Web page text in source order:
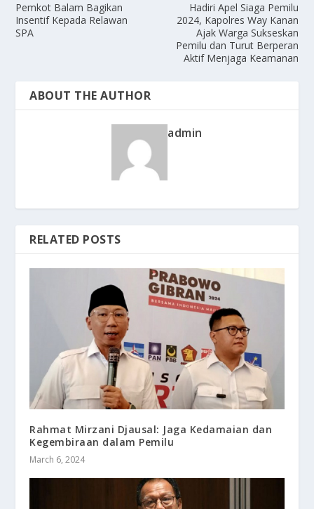
Pemkot Balam Bagikan
Insentif Kepada Relawan
SPA
Hadiri Apel Siaga Pemilu
2024, Kapolres Way Kanan
Ajak Warga Sukseskan
Pemilu dan Turut Berperan
Aktif Menjaga Keamanan
ABOUT THE AUTHOR
admin
RELATED POSTS
Rahmat Mirzani Djausal: Jaga Kedamaian dan
Kegembiraan dalam Pemilu
March 6, 2024